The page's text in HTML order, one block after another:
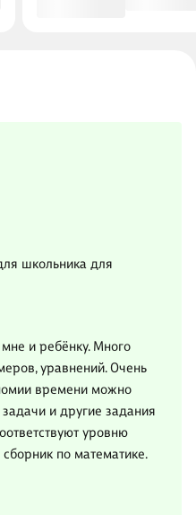
школьника для
и ребёнку. Много
уравнений. Очень
времени можно
и другие задания
уровню
по математике.